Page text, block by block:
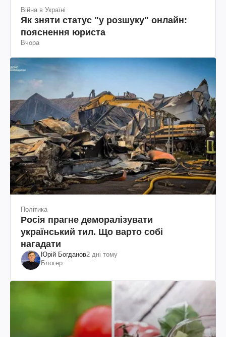
Війна в Україні
Як зняти статус "у розшуку" онлайн:
пояснення юриста
Вчора
Політика
Росія прагне деморалізувати
український тил. Що варто собі
нагадати
Юрій Богданов2 дні тому
Блогер